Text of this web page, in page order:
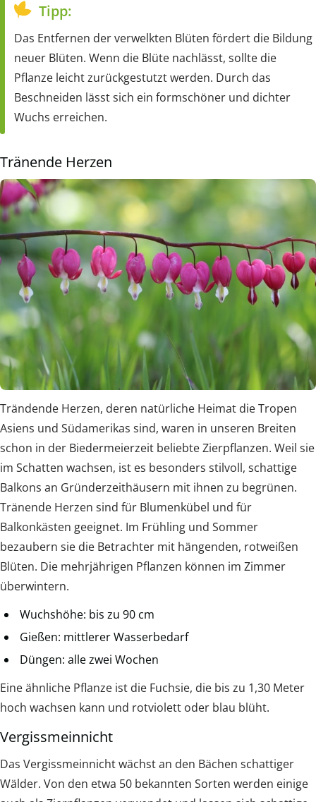
Tipp:
Das Entfernen der verwelkten Blüten fördert die Bildung
neuer Blüten. Wenn die Blüte nachlässt, sollte die
Pflanze leicht zurückgestutzt werden. Durch das
Beschneiden lässt sich ein formschöner und dichter
Wuchs erreichen.
Tränende Herzen
Trändende Herzen, deren natürliche Heimat die Tropen
Asiens und Südamerikas sind, waren in unseren Breiten
schon in der Biedermeierzeit beliebte Zierpflanzen. Weil sie
im Schatten wachsen, ist es besonders stilvoll, schattige
Balkons an Gründerzeithäusern mit ihnen zu begrünen.
Tränende Herzen sind für Blumenkübel und für
Balkonkästen geeignet. Im Frühling und Sommer
bezaubern sie die Betrachter mit hängenden, rotweißen
Blüten. Die mehrjährigen Pflanzen können im Zimmer
überwintern.
Wuchshöhe: bis zu 90 cm
Gießen: mittlerer Wasserbedarf
Düngen: alle zwei Wochen
Eine ähnliche Pflanze ist die Fuchsie, die bis zu 1,30 Meter
hoch wachsen kann und rotviolett oder blau blüht.
Vergissmeinnicht
Das Vergissmeinnicht wächst an den Bächen schattiger
Wälder. Von den etwa 50 bekannten Sorten werden einige